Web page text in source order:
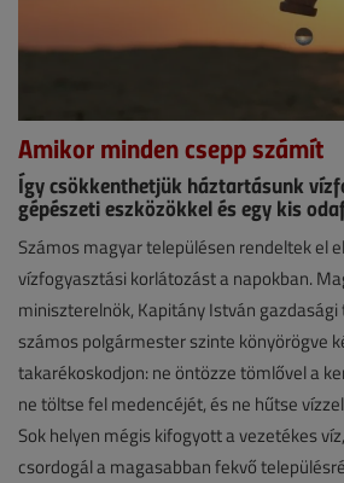
Amikor minden csepp számít
Így csökkenthetjük háztartásunk
gépészeti eszközökkel és egy kis
Hírek
2026.
július
1.
|
VGF&HKL
Számos magyar településen rendeltek el
vízfogyasztási korlátozást a napokban.
miniszterelnök, Kapitány István
számos polgármester szinte könyörögve
takarékoskodjon: ne öntözze tömlővel a
ne töltse fel medencéjét, és ne hűtse
Sok helyen mégis kifogyott a vezetékes
csordogál a magasabban fekvő